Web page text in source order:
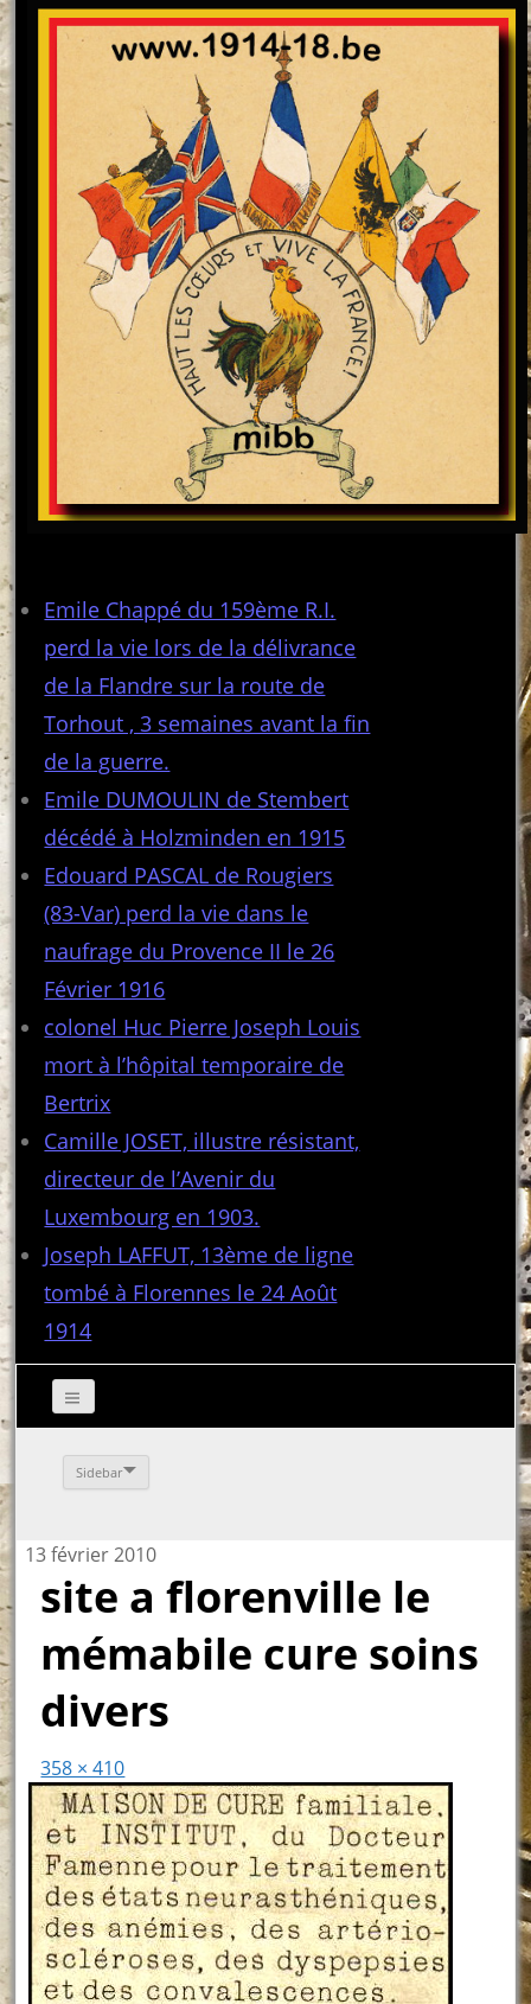
Emile Chappé du 159ème R.I.
perd la vie lors de la délivrance
de la Flandre sur la route de
Torhout , 3 semaines avant la fin
de la guerre.
Emile DUMOULIN de Stembert
décédé à Holzminden en 1915
Edouard PASCAL de Rougiers
(83-Var) perd la vie dans le
naufrage du Provence II le 26
Février 1916
colonel Huc Pierre Joseph Louis
mort à l’hôpital temporaire de
Bertrix
Camille JOSET, illustre résistant,
directeur de l’Avenir du
Luxembourg en 1903.
Joseph LAFFUT, 13ème de ligne
tombé à Florennes le 24 Août
1914
Sidebar
13 février 2010
site a florenville le
mémabile cure soins
divers
358 × 410